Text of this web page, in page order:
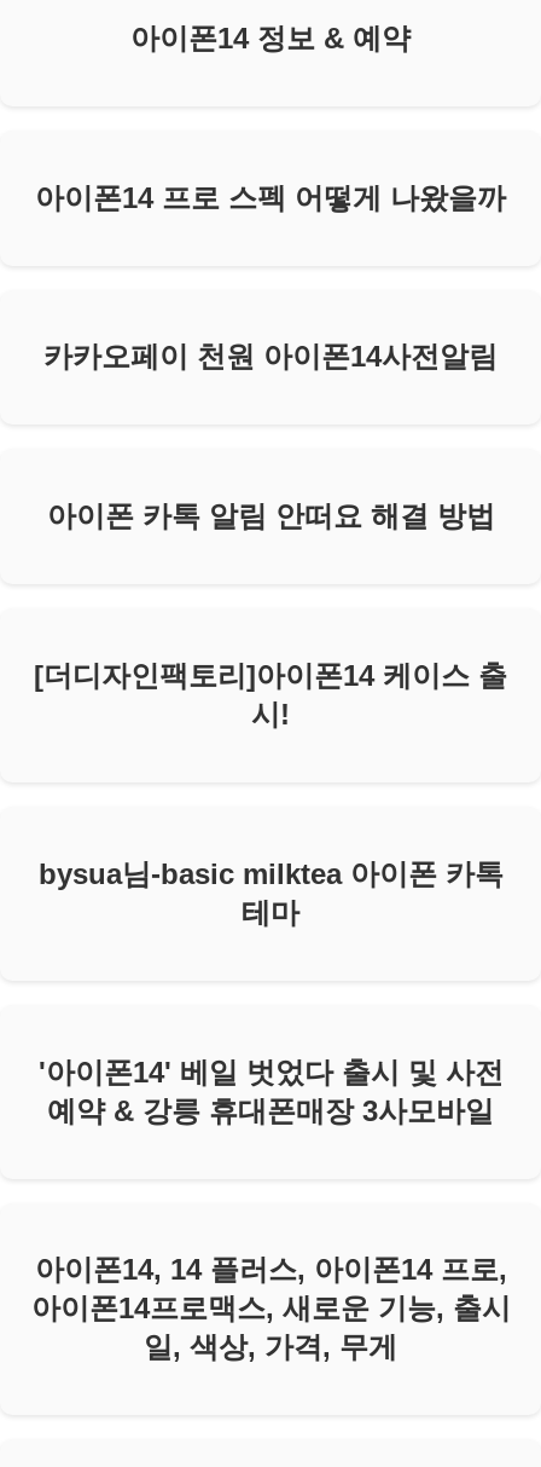
아이폰14 정보 & 예약
아이폰14 프로 스펙 어떻게 나왔을까
카카오페이 천원 아이폰14사전알림
아이폰 카톡 알림 안떠요 해결 방법
[더디자인팩토리]아이폰14 케이스 출
시!
bysua님-basic milktea 아이폰 카톡
테마
'아이폰14' 베일 벗었다 출시 및 사전
예약 & 강릉 휴대폰매장 3사모바일
아이폰14, 14 플러스, 아이폰14 프로,
아이폰14프로맥스, 새로운 기능, 출시
일, 색상, 가격, 무게